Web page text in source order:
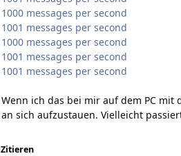
1000 messages per second
1001 messages per second
1000 messages per second
1001 messages per second
1001 messages per second
Wenn ich das bei mir auf dem PC
an sich aufzustauen. Vielleicht
Zitieren